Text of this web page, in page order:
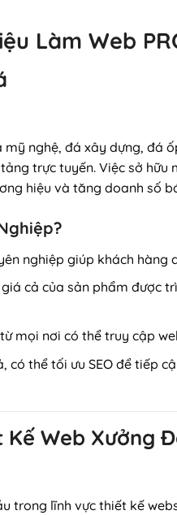
Làm Web
nghệ, đá xây dựng, đá
trực tuyến. Việc sở hữu
hiệu và tăng doanh số
nghiệp giúp khách hàng
cả của sản phẩm được
mọi nơi có thể truy cập
có thể tối ưu SEO để tiếp
Kế Web Xưởng
trong lĩnh vực thiết kế